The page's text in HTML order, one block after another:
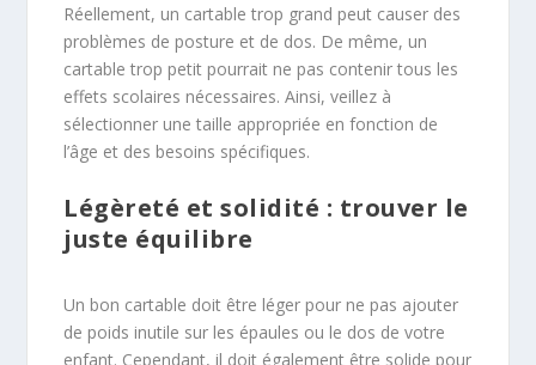
Réellement, un cartable trop grand peut causer des
problèmes de posture et de dos. De même, un
cartable trop petit pourrait ne pas contenir tous les
effets scolaires nécessaires. Ainsi, veillez à
sélectionner une taille appropriée en fonction de
l’âge et des besoins spécifiques.
Légèreté et solidité : trouver le
juste équilibre
Un bon cartable doit être léger pour ne pas ajouter
de poids inutile sur les épaules ou le dos de votre
enfant. Cependant, il doit également être solide pour